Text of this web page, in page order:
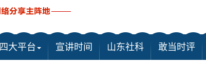
四大平台 宣讲时间 山东社科 敢当时评